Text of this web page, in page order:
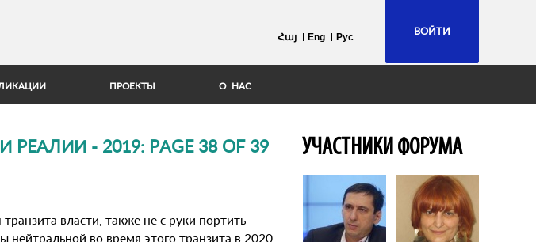
ВОЙТИ
Հայ Eng Рус
ПРОЕКТЫ О НАС
- 2019: PAGE 38 OF 39
власти, также не с руки портить
во время этого транзита в 2020
УЧАСТНИКИ ФОРУМА